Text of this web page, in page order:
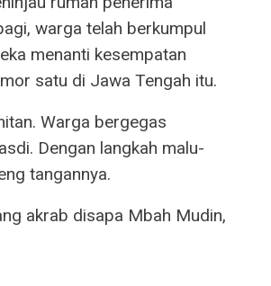
warga telah berkumpul
menanti kesempatan
satu di Jawa Tengah itu.
Warga bergegas
Dengan langkah malu-
tangannya.
akrab disapa Mbah Mudin,